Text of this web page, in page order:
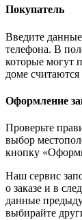
Покупатель
Введите
телефона. В
которые могут
доме считаются
Оформление
Проверьте
выбор
кнопку
Наш сервис
о заказе и в
данные
выбирайте